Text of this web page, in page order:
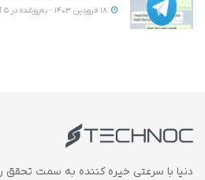
دنیا با سرعتی خیره کننده به سمت تحقق